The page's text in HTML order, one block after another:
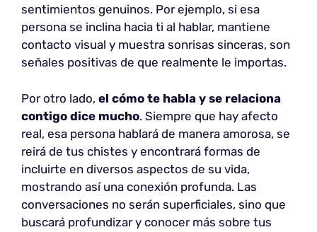
sentimientos genuinos. Por ejemplo, si esa
persona se inclina hacia ti al hablar, mantiene
contacto visual y muestra sonrisas sinceras, son
señales positivas de que realmente le importas.
Por otro lado, el cómo te habla y se relaciona
contigo dice mucho. Siempre que hay afecto
real, esa persona hablará de manera amorosa, se
reirá de tus chistes y encontrará formas de
incluirte en diversos aspectos de su vida,
mostrando así una conexión profunda. Las
conversaciones no serán superficiales, sino que
buscará profundizar y conocer más sobre tus